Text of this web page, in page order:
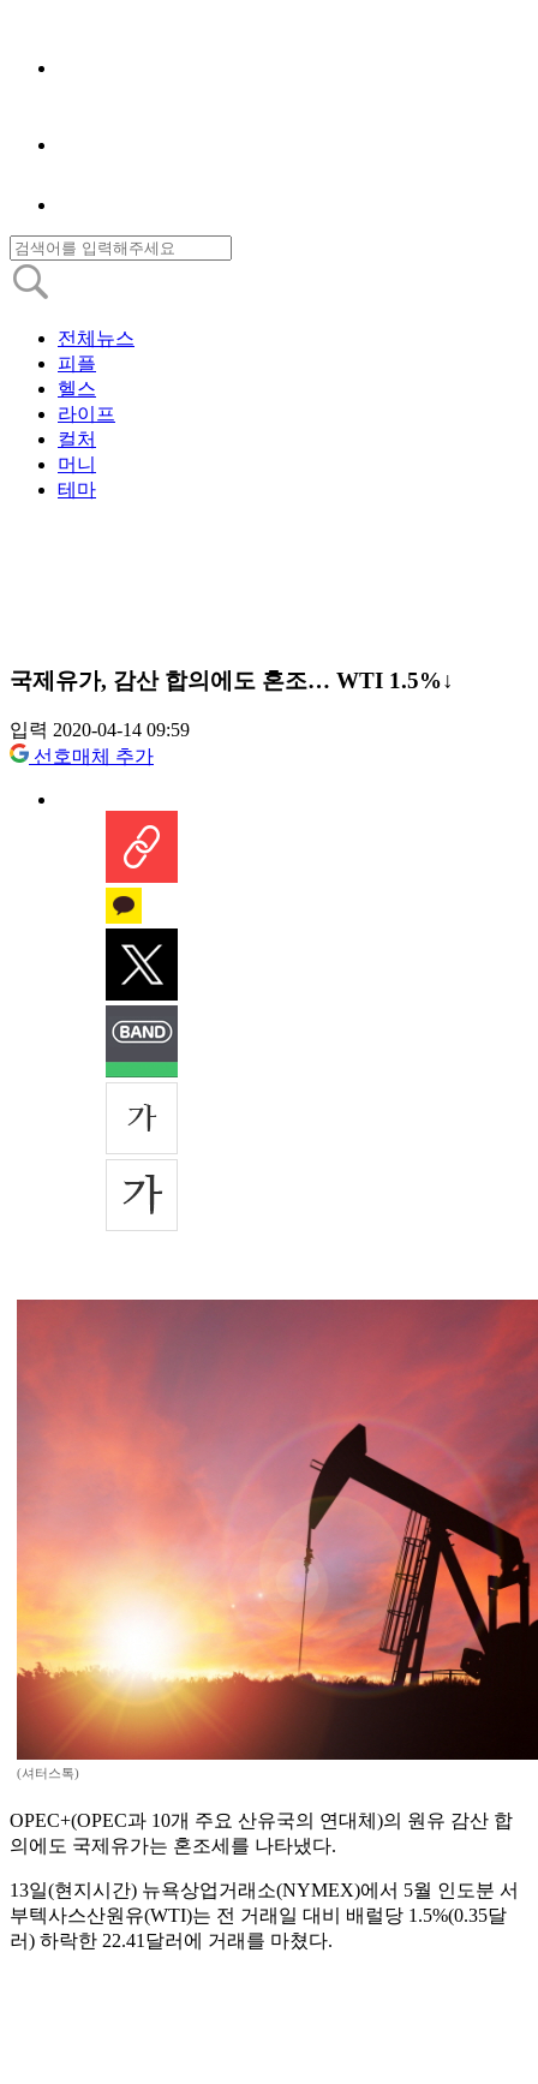
전체뉴스
피플
헬스
라이프
컬처
머니
테마
국제유가, 감산 합의에도 혼조… WTI 1.5%↓
입력 2020-04-14 09:59
선호매체 추가
(셔터스톡)
OPEC+(OPEC과 10개 주요 산유국의 연대체)의 원유 감산 합
의에도 국제유가는 혼조세를 나타냈다.
13일(현지시간) 뉴욕상업거래소(NYMEX)에서 5월 인도분 서
부텍사스산원유(WTI)는 전 거래일 대비 배럴당 1.5%(0.35달
러) 하락한 22.41달러에 거래를 마쳤다.